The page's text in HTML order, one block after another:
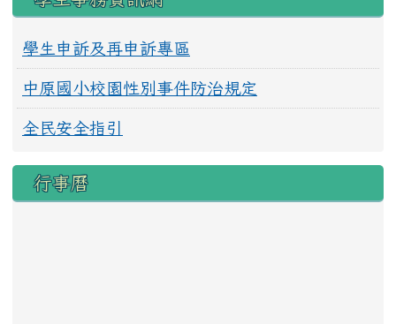
學生申訴及再申訴專區
中原國小校園性別事件防治規定
全民安全指引
行事曆